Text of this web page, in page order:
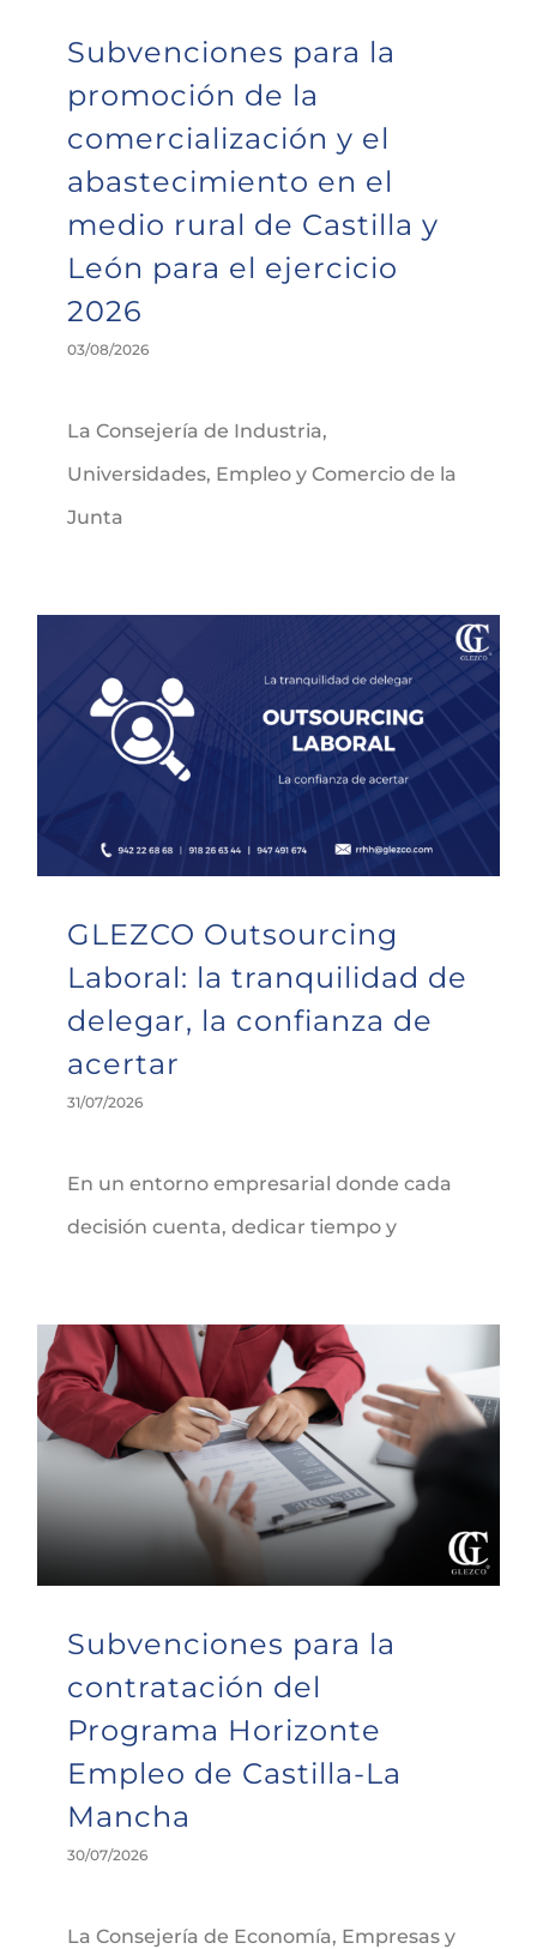
Subvenciones para la
promoción de la
comercialización y el
abastecimiento en el
medio rural de Castilla y
León para el ejercicio
2026
03/08/2026
La Consejería de Industria,
Universidades, Empleo y Comercio de la
Junta
GLEZCO Outsourcing
Laboral: la tranquilidad de
delegar, la confianza de
acertar
31/07/2026
En un entorno empresarial donde cada
decisión cuenta, dedicar tiempo y
Subvenciones para la
contratación del
Programa Horizonte
Empleo de Castilla-La
Mancha
30/07/2026
La Consejería de Economía, Empresas y